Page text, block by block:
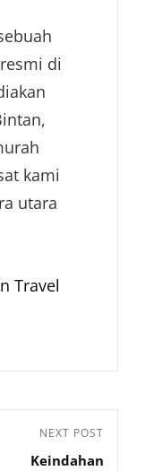
di
kami
utara
Travel
NEXT POST
Keindahan